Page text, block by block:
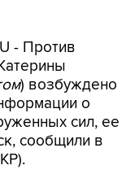
- Против
) возбуждено
о
сил, ее
сообщили в
разместила в